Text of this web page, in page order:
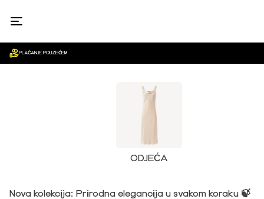
PLAĆANJE POUZEĆEM
ODJEĆA
Nova kolekcija: Prirodna elegancija u svakom koraku 🍃